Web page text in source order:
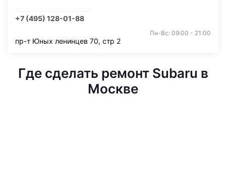
+7 (495) 128-01-88
Пн-Вс: 09:00 - 21:00
пр-т Юных ленинцев 70, стр 2
Где сделать ремонт Subaru в
Москве